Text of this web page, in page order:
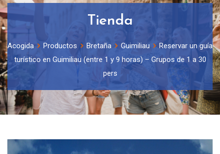
Tienda
Acogida Productos Bretaña Guimiliau
Reservar un guía
turístico en Guimiliau (entre 1 y 9 horas) – Grupos de 1 a 30
pers